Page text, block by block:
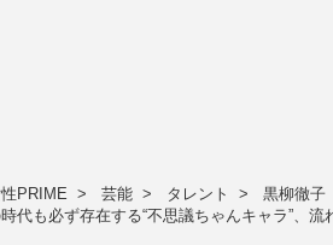
PRIME 芸能 タレント
黒柳徹子
代も必ず存在する“不思議ちゃんキャラ”、